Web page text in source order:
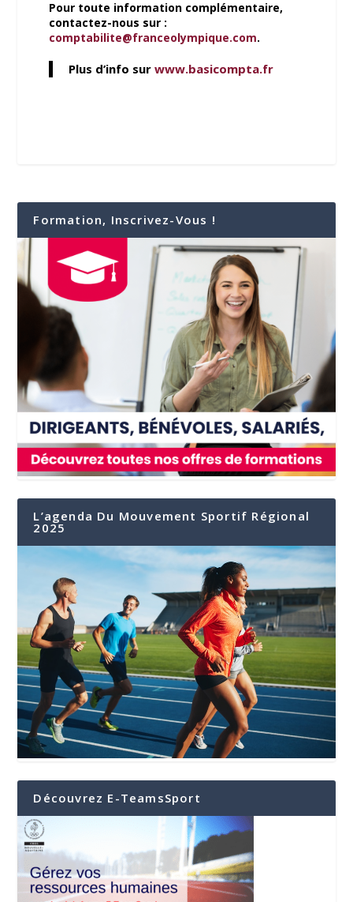
Pour toute information complémentaire,
contactez-nous sur :
comptabilite@franceolympique.com.
Plus d’info surwww.basicompta.fr
Formation, Inscrivez-Vous !
L’agenda Du Mouvement Sportif Régional
2025
Découvrez E-TeamsSport